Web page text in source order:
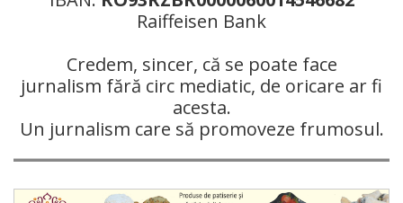
Raiffeisen Bank
Credem, sincer, că se poate face
jurnalism fără circ mediatic, de oricare ar fi
acesta.
Un jurnalism care să promoveze frumosul.